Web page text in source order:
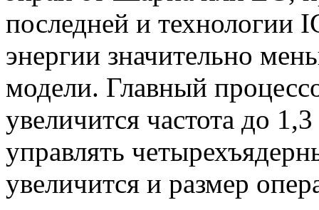
последней и технологии
энергии значительно
модели. Главный
увеличится частота до
управлять
увеличится и размер